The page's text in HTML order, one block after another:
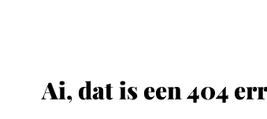
Ai, dat is een 404